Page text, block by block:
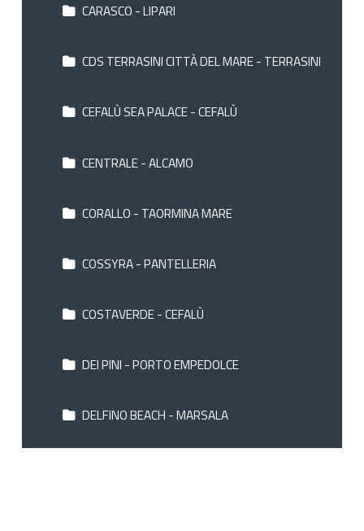
CARASCO - LIPARI
CDS TERRASINI CITTÀ DEL MARE - TERRASINI
CEFALÙ SEA PALACE - CEFALÙ
CENTRALE - ALCAMO
CORALLO - TAORMINA MARE
COSSYRA - PANTELLERIA
COSTAVERDE - CEFALÙ
DEI PINI - PORTO EMPEDOLCE
DELFINO BEACH - MARSALA